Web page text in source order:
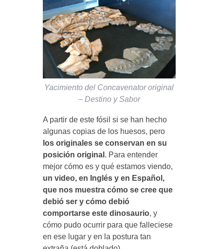
Yacimiento del Concavenator original
– Destino y Sabor
A partir de este fósil si se han hecho
algunas copias de los huesos, pero
los originales se conservan en su
posición original . Para entender
mejor cómo es y qué estamos viendo,
un video, en Inglés y en Español,
que nos muestra cómo se cree que
debió ser y cómo debió
comportarse este dinosaurio, y
cómo pudo ocurrir para que falleciese
en ese lugar y en la postura tan